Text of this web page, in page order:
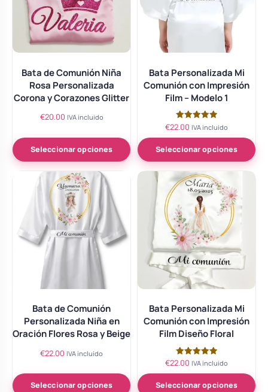
Bata de Comunión Niña
Rosa Personalizada
Corona y Corazones Glitter
€20.00 IVA incluido
Seleccionar opciones
Bata Personalizada Mi
Comunión con Impresión
Film – Modelo 1
Valorado
5.00
de 5
€22.00 IVA incluido
Seleccionar opciones
Bata de Comunión
Personalizada Niña en
Oración Flores Rosa y Beige
€22.00 IVA incluido
Seleccionar opciones
Bata Personalizada Mi
Comunión con Impresión
Film Diseño Floral
Valorado
5.00
de 5
€22.00 IVA incluido
Seleccionar opciones